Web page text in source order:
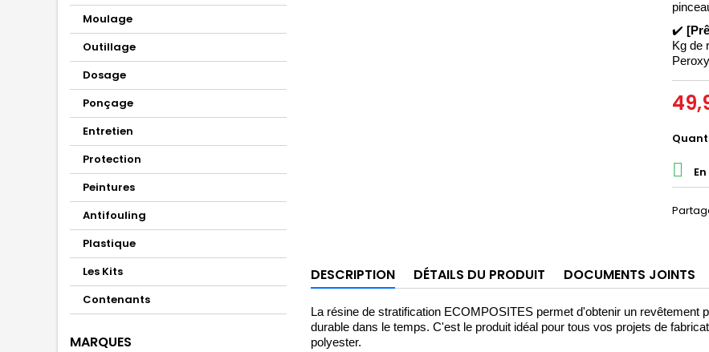
Moulage
Outillage
Dosage
Ponçage
Entretien
Protection
Peintures
Antifouling
Plastique
Les Kits
Contenants
MARQUES
✔️
Kg de

DESCRIPTION DÉTAILS DU PRODUIT DOCUMENTS JOINTS
La résine de stratification ECOMPOSITES permet d'obtenir un revêtement
durable dans le temps. C'est le produit idéal pour tous vos projets de
polyester.